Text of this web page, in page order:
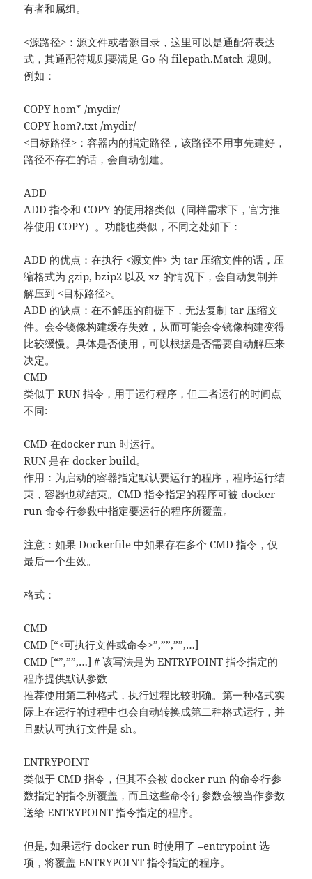
有者和属组。
<源路径>：源文件或者源目录，这里可以是通配符表达
式，其通配符规则要满足 Go 的 filepath.Match 规则。
例如：
COPY hom* /mydir/
COPY hom?.txt /mydir/
<目标路径>：容器内的指定路径，该路径不用事先建好，
路径不存在的话，会自动创建。
ADD
ADD 指令和 COPY 的使用格类似（同样需求下，官方推
荐使用 COPY）。功能也类似，不同之处如下：
ADD 的优点：在执行 <源文件> 为 tar 压缩文件的话，压
缩格式为 gzip, bzip2 以及 xz 的情况下，会自动复制并
解压到 <目标路径>。
ADD 的缺点：在不解压的前提下，无法复制 tar 压缩文
件。会令镜像构建缓存失效，从而可能会令镜像构建变得
比较缓慢。具体是否使用，可以根据是否需要自动解压来
决定。
CMD
类似于 RUN 指令，用于运行程序，但二者运行的时间点
不同:
CMD 在docker run 时运行。
RUN 是在 docker build。
作用：为启动的容器指定默认要运行的程序，程序运行结
束，容器也就结束。CMD 指令指定的程序可被 docker
run 命令行参数中指定要运行的程序所覆盖。
注意：如果 Dockerfile 中如果存在多个 CMD 指令，仅
最后一个生效。
格式：
CMD
CMD [“<可执行文件或命令>”,””,””,…]
CMD [“”,””,…] # 该写法是为 ENTRYPOINT 指令指定的
程序提供默认参数
推荐使用第二种格式，执行过程比较明确。第一种格式实
际上在运行的过程中也会自动转换成第二种格式运行，并
且默认可执行文件是 sh。
ENTRYPOINT
类似于 CMD 指令，但其不会被 docker run 的命令行参
数指定的指令所覆盖，而且这些命令行参数会被当作参数
送给 ENTRYPOINT 指令指定的程序。
但是, 如果运行 docker run 时使用了 –entrypoint 选
项，将覆盖 ENTRYPOINT 指令指定的程序。